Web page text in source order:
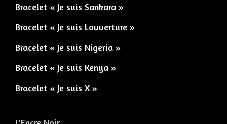
Bracelet « Je suis Sankara »
Bracelet « Je suis Louverture »
Bracelet « Je suis Nigeria »
Bracelet « Je suis Kenya »
Bracelet « Je suis X »